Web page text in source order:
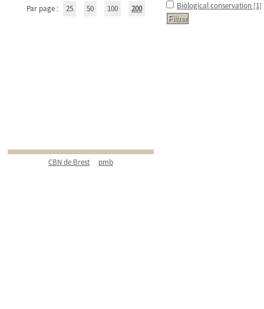
Par page :
25 50 100 200
CBN de Brest pmb
Biological conservation [1]